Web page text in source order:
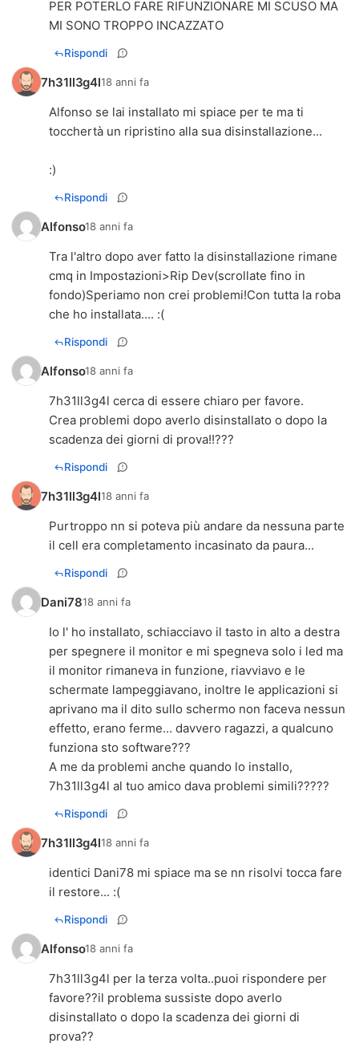
PER POTERLO FARE RIFUNZIONARE MI SCUSO MA
Rispondi
7h31ll3g4l18 anni fa
Alfonso se lai installato mi spiace per te ma ti
tocchertà un ripristino alla sua disinstallazione...
:)
Rispondi
Alfonso18 anni fa
Tra l'altro dopo aver fatto la disinstallazione rimane
cmq in Impostazioni>Rip Dev(scrollate fino in
fondo)Speriamo non crei problemi!Con tutta la roba
che ho installata.... :(
Rispondi
Alfonso18 anni fa
7h31ll3g4l cerca di essere chiaro per favore.
Crea problemi dopo averlo disinstallato o dopo la
scadenza dei giorni di prova!!???
Rispondi
7h31ll3g4l18 anni fa
Purtroppo nn si poteva più andare da nessuna parte
il cell era completamento incasinato da paura...
Rispondi
Dani7818 anni fa
Io l' ho installato, schiacciavo il tasto in alto a destra
per spegnere il monitor e mi spegneva solo i led ma
il monitor rimaneva in funzione, riavviavo e le
schermate lampeggiavano, inoltre le applicazioni si
aprivano ma il dito sullo schermo non faceva nessun
effetto, erano ferme... davvero ragazzi, a qualcuno
funziona sto software???
A me da problemi anche quando lo installo,
7h31ll3g4l al tuo amico dava problemi simili?????
Rispondi
7h31ll3g4l18 anni fa
identici Dani78 mi spiace ma se nn risolvi tocca fare
il restore... :(
Rispondi
Alfonso18 anni fa
7h31ll3g4l per la terza volta..puoi rispondere per
favore??il problema sussiste dopo averlo
disinstallato o dopo la scadenza dei giorni di
prova??